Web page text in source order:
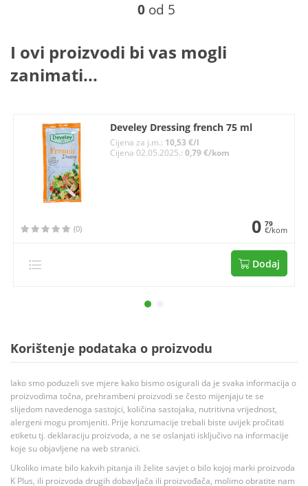
0 od 5
I ovi proizvodi bi vas mogli
zanimati...
Develey Dressing french 75 ml
Cijena za j.m.: 10,53 €/l
Cijena 02.05.2025.:0,79 €/kom
(0) 0 79
€/kom
Dodaj
Korištenje podataka o proizvodu
Iako smo poduzeli sve mjere kako bismo osigurali da je svaka informacija o
proizvodima točna, prehrambeni proizvodi se često mijenjaju te se
slijedom navedenoga sastojci, količina sastojaka, nutritivna vrijednost,
alergeni mogu promjeniti. Prije konzumacije trebali biste uvijek pročitati
etiketu tj. deklaraciju proizvoda, a ne se oslanjati isključivo na informacije
koje su objavljene na web stranici.
Ukoliko imate bilo kakvih pitanja ili želite savjet o bilo kojoj marki proizvoda
K Plus, ili proizvoda drugih dobavljača ili proizvođača, molimo obratite nam